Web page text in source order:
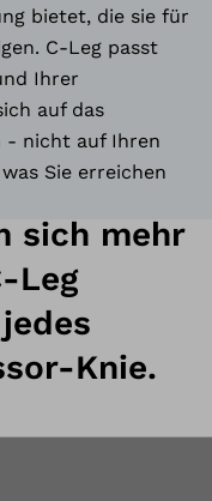
bietet, die sie für
C-Leg passt
Ihrer
auf das
- nicht auf Ihren
Sie erreichen
sich mehr
Leg
Knie.